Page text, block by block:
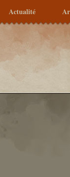
Actualité